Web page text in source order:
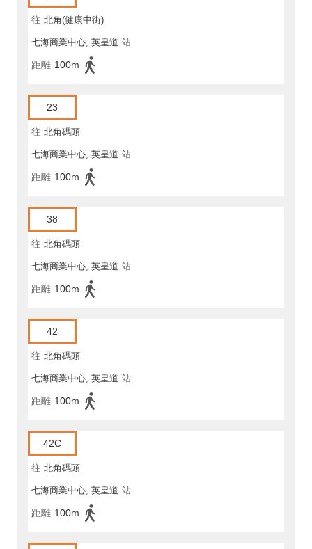
往 北角(健康中街)
七海商業中心, 英皇道 站
距離 100m
23
往 北角碼頭
七海商業中心, 英皇道 站
距離 100m
38
往 北角碼頭
七海商業中心, 英皇道 站
距離 100m
42
往 北角碼頭
七海商業中心, 英皇道 站
距離 100m
42C
往 北角碼頭
七海商業中心, 英皇道 站
距離 100m